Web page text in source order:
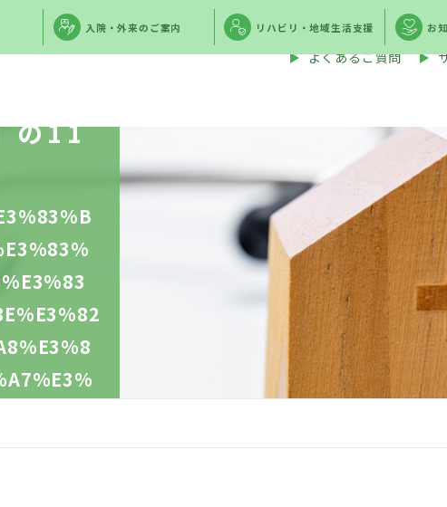
お電話でのお問い合わせ TEL: 044-
よくあるご質問
入院・外来のご案内 リハビリ・地域生活支援 お
の11